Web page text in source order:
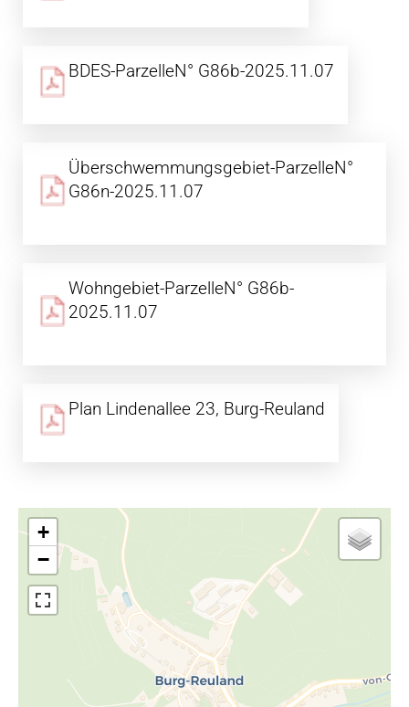
BDES-ParzelleN° G86b-2025.11.07
Überschwemmungsgebiet-ParzelleN°
G86n-2025.11.07
Wohngebiet-ParzelleN° G86b-
2025.11.07
Plan Lindenallee 23, Burg-Reuland
+
−